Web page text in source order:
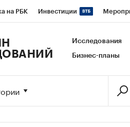
на РБК Инвестиции
Кредитные рейтинги
Исследования
Бизнес-планы